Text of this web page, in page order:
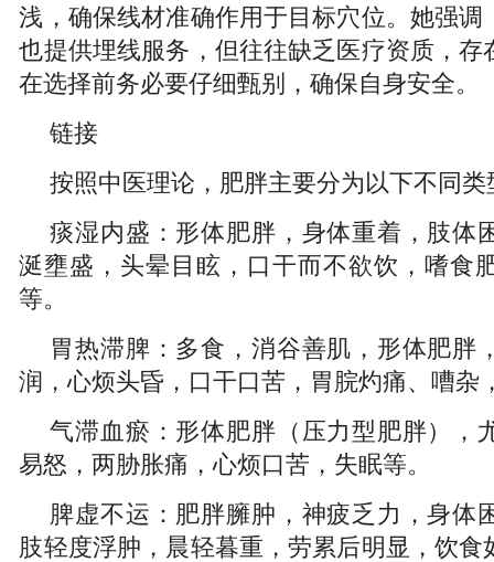
浅，确保线材准确作用于目标穴位。她强调
也提供埋线服务，但往往缺乏医疗资质，存
在选择前务必要仔细甄别，确保自身安全。
链接
按照中医理论，肥胖主要分为以下不同
痰湿内盛：形体肥胖，身体重着，肢体
涎壅盛，头晕目眩，口干而不欲饮，嗜食
等。
胃热滞脾：多食，消谷善肌，形体肥胖
润，心烦头昏，口干口苦，胃脘灼痛、嘈杂
气滞血瘀：形体肥胖（压力型肥胖），
易怒，两胁胀痛，心烦口苦，失眠等。
脾虚不运：肥胖臃肿，神疲乏力，身体
肢轻度浮肿，晨轻暮重，劳累后明显，饮食